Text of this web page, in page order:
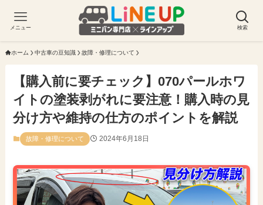
検索
メニュー
ホーム 中古車の豆知識 故障・修理について
【購入前に要チェック】070パールホワ
イトの塗装剥がれに要注意！購入時の見
分け方や維持の仕方のポイントを解説
故障・修理について 2024年6月18日